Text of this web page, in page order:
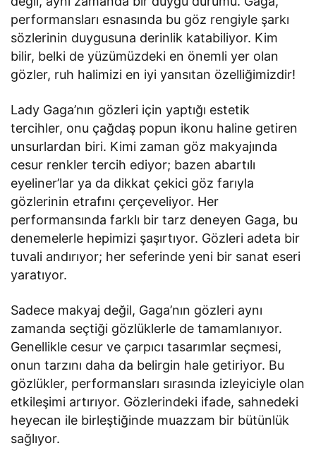
performansları esnasında bu göz rengiyle şarkı
sözlerinin duygusuna derinlik katabiliyor. Kim
bilir, belki de yüzümüzdeki en önemli yer olan
gözler, ruh halimizi en iyi yansıtan özelliğimizdir!
Lady Gaga’nın gözleri için yaptığı estetik
tercihler, onu çağdaş popun ikonu haline getiren
unsurlardan biri. Kimi zaman göz makyajında
cesur renkler tercih ediyor; bazen abartılı
eyeliner’lar ya da dikkat çekici göz farıyla
gözlerinin etrafını çerçeveliyor. Her
performansında farklı bir tarz deneyen Gaga, bu
denemelerle hepimizi şaşırtıyor. Gözleri adeta bir
tuvali andırıyor; her seferinde yeni bir sanat eseri
yaratıyor.
Sadece makyaj değil, Gaga’nın gözleri aynı
zamanda seçtiği gözlüklerle de tamamlanıyor.
Genellikle cesur ve çarpıcı tasarımlar seçmesi,
onun tarzını daha da belirgin hale getiriyor. Bu
gözlükler, performansları sırasında izleyiciyle olan
etkileşimi artırıyor. Gözlerindeki ifade, sahnedeki
heyecan ile birleştiğinde muazzam bir bütünlük
sağlıyor.